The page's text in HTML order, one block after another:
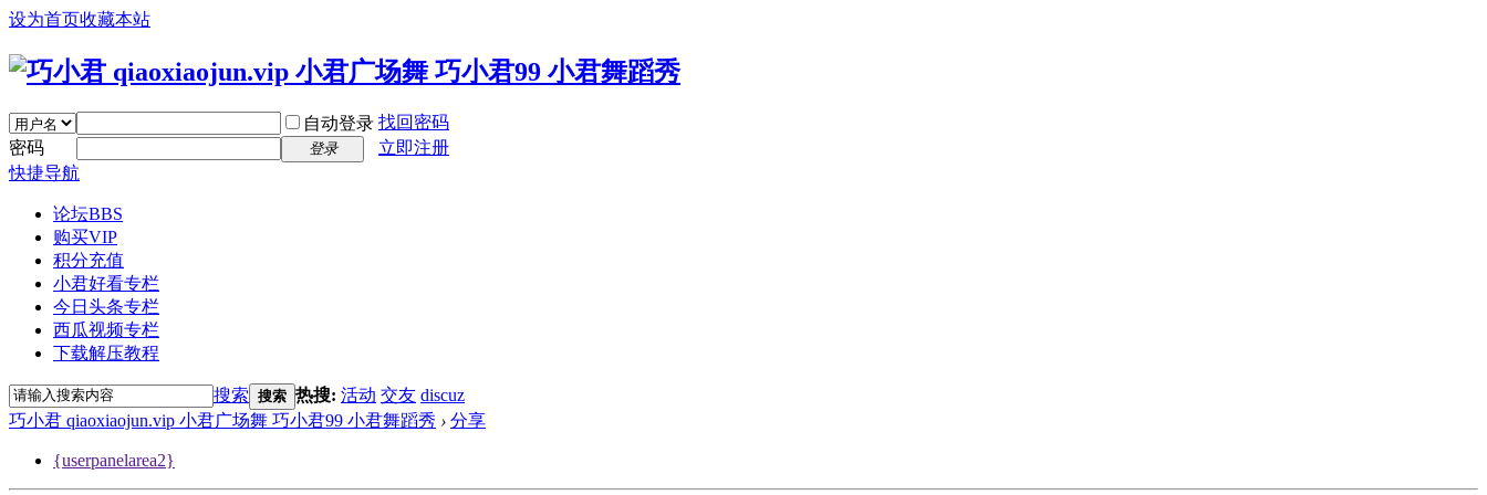
设为首页收藏本站
自动登录 找回密码
密码
登录
立即注册
快捷导航
论坛BBS
购买VIP
积分充值
小君好看专栏
今日头条专栏
西瓜视频专栏
下载解压教程
搜索 搜索 热搜: 活动 交友 discuz
巧小君 qiaoxiaojun.vip 小君广场舞 巧小君99 小君舞蹈秀 › 分享
{userpanelarea2}